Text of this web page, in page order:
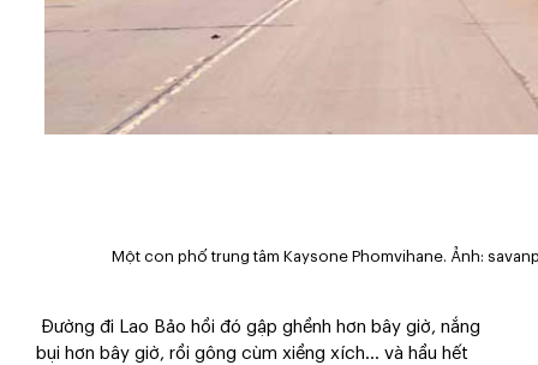
Một con phố trung tâm Kaysone Phomvihane. Ảnh:
Đường đi Lao Bảo hồi đó gập ghềnh hơn bây giờ, nắng
bụi hơn bây giờ, rồi gông cùm xiềng xích... và hầu hết